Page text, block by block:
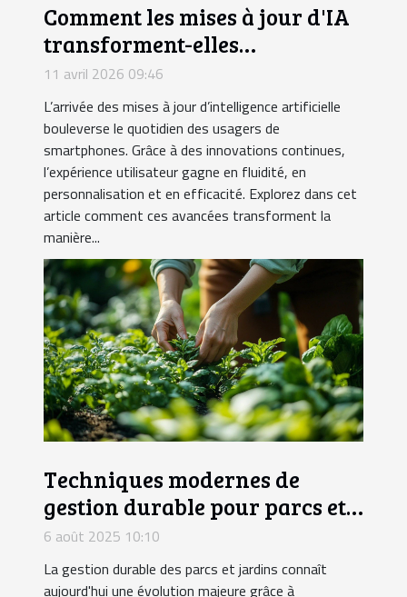
Comment les mises à jour d'IA
transforment-elles
l'expérience utilisateur sur les
smartphones ?
11 avril 2026 09:46
L’arrivée des mises à jour d’intelligence artificielle
bouleverse le quotidien des usagers de
smartphones. Grâce à des innovations continues,
l’expérience utilisateur gagne en fluidité, en
personnalisation et en efficacité. Explorez dans cet
article comment ces avancées transforment la
manière...
Techniques modernes de
gestion durable pour parcs et
jardins
6 août 2025 10:10
La gestion durable des parcs et jardins connaît
aujourd'hui une évolution majeure grâce à